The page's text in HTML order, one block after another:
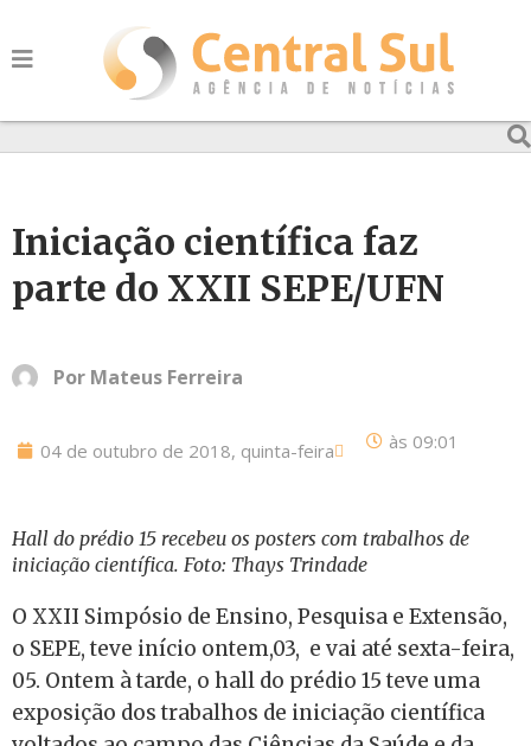
Iniciação científica faz
parte do XXII SEPE/UFN
Por Mateus Ferreira
04 de outubro de 2018, quinta-feira às 09:01
Hall do prédio 15 recebeu os posters com trabalhos de
iniciação científica. Foto: Thays Trindade
O XXII Simpósio de Ensino, Pesquisa e Extensão,
o SEPE, teve início ontem,03, e vai até sexta-feira,
05. Ontem à tarde, o hall do prédio 15 teve uma
exposição dos trabalhos de iniciação científica